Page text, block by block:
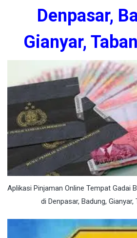
Denpasar,
Gianyar,
Aplikasi Pinjaman Online Tempat Gadai
di Denpasar, Badung, Gianyar,